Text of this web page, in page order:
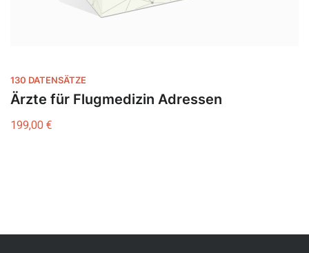
130 DATENSÄTZE
Ärzte für Flugmedizin Adressen
199,00€